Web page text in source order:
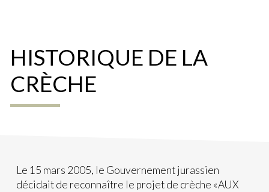
HISTORIQUE DE LA
CRÈCHE
Le 15 mars 2005, le Gouvernement jurassien
décidait de reconnaître le projet de crèche «AUX